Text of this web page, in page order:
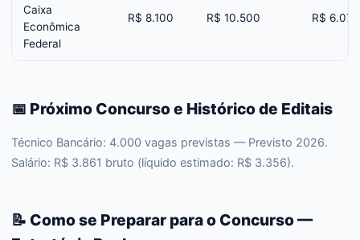
Caixa
Econômica
Federal
R$ 8.100 R$ 10.500 R$ 6.078
📅 Próximo Concurso e Histórico de Editais
Técnico Bancário: 4.000 vagas previstas — Previsto 2026.
Salário: R$ 3.861 bruto (líquido estimado: R$ 3.356).
📝 Como se Preparar para o Concurso —